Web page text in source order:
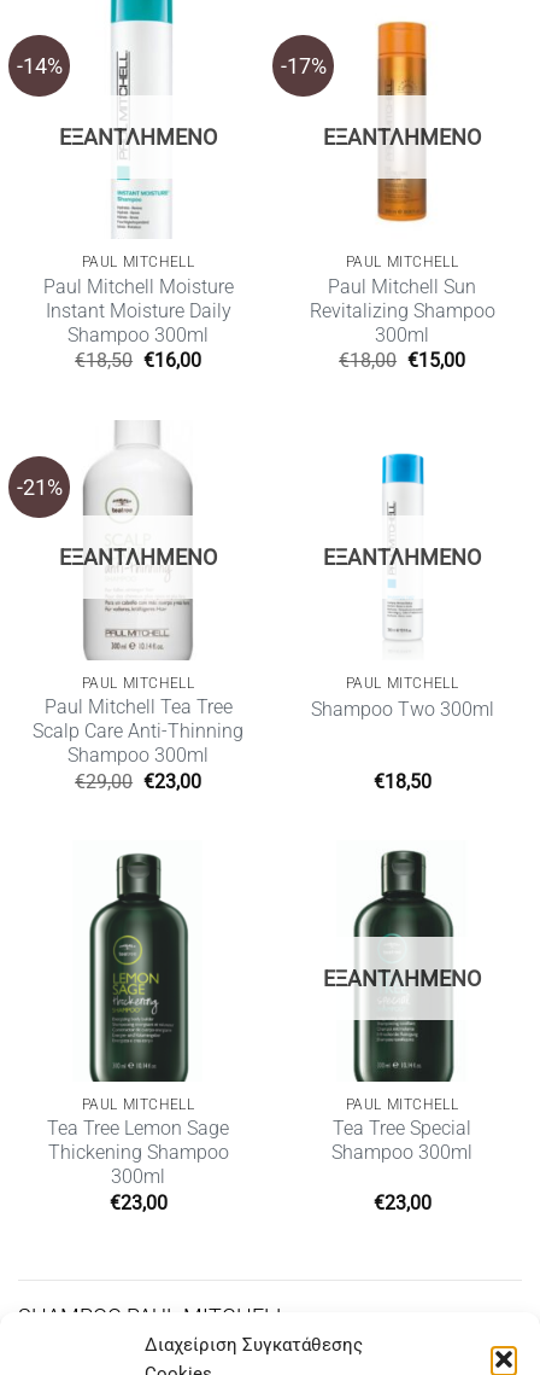
Διαχείριση Συγκατάθεσης
-14%
ΕΞΑΝΤΛΗΜΈΝΟ
PAUL MITCHELL
Paul Mitchell Moisture
Instant Moisture Daily
Shampoo 300ml
€18,50 Original
price
€16,00Η
-17%
ΕΞΑΝΤΛΗΜΈΝΟ
PAUL MITCHELL
Paul Mitchell Sun
Revitalizing Shampoo
300ml
€18,00 Original
price
€15,00Η
-21%
ΕΞΑΝΤΛΗΜΈΝΟ
PAUL MITCHELL
Paul Mitchell Tea Tree
Scalp Care Anti-Thinning
Shampoo 300ml
€29,00 Original
price
€23,00Η
ΕΞΑΝΤΛΗΜΈΝΟ
PAUL MITCHELL
Shampoo Two 300ml
€18,50
PAUL MITCHELL
Tea Tree Lemon Sage
Thickening Shampoo
300ml
€23,00
ΕΞΑΝΤΛΗΜΈΝΟ
PAUL MITCHELL
Tea Tree Special
Shampoo 300ml
€23,00
SHAMPOO PAUL MITCHELL